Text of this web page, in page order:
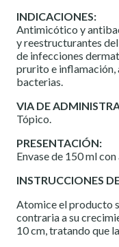
INDICACIONES:
Antimicótico y
y reestructurantes
de infecciones
prurito e
bacterias.
VIA DE
Tópico.
PRESENTACIÓN:
Envase de 150 ml
INSTRUCCIONES
Atomice el producto
contraria a su
10 cm, tratando que